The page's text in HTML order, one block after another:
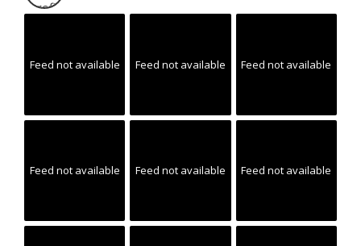
Feed not available Feed not available Feed not available
Feed not available Feed not available Feed not available